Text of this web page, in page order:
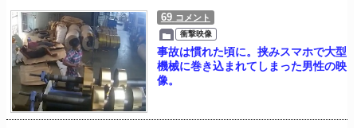
69 コメント
衝撃映像
事故は慣れた頃に。挟みスマホで大型
機械に巻き込まれてしまった男性の映
像。